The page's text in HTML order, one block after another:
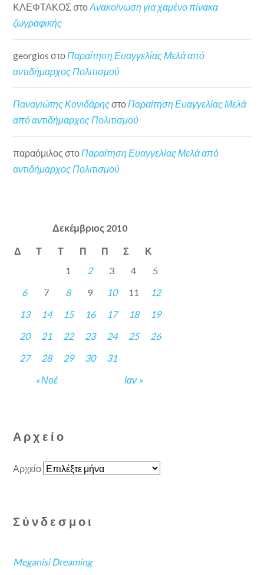
ΚΛΕΦΤΑΚΟΣ στοΑνακοίνωση για χαμένο πίνακα
ζωγραφικής
georgios στοΠαραίτηση Ευαγγελίας Μελά από
αντιδήμαρχος Πολιτισμού
Παναγιώτης ΚονιδάρηςστοΠαραίτηση Ευαγγελίας Μελά
από αντιδήμαρχος Πολιτισμού
παραόμιλος στο Παραίτηση Ευαγγελίας Μελά από
αντιδήμαρχος Πολιτισμού
Δεκέμβριος 2010
Δ Τ Τ Π Π Σ Κ
« Νοέ Ιαν »
1 2 3 4
5
6
7 8 9 10 11
12
13
14 15 16 17 18
19
20
21 22 23 24 25
26
27
28 29 30 31
Αρχείο
Αρχείο
Σύνδεσμοι
Meganisi Dreaming